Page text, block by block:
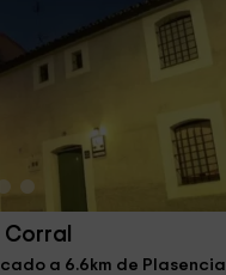
a 6.6km de Plasencia